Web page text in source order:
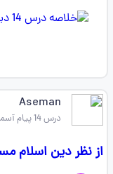
Aseman
درس 14 پیام آسمانی هشتم
از نظر دین اسلام